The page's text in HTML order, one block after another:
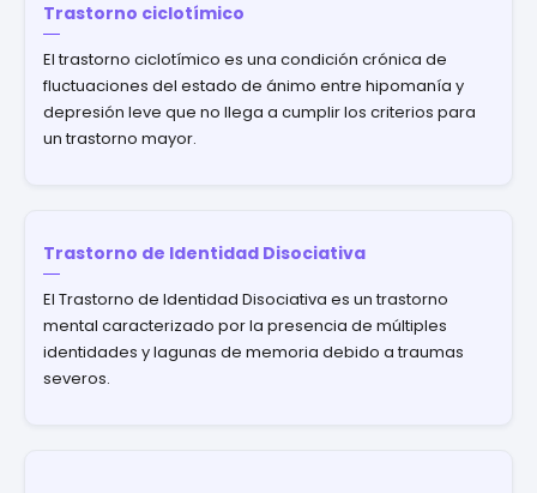
Trastorno ciclotímico
El trastorno ciclotímico es una condición crónica de
fluctuaciones del estado de ánimo entre hipomanía y
depresión leve que no llega a cumplir los criterios para
un trastorno mayor.
Trastorno de Identidad Disociativa
El Trastorno de Identidad Disociativa es un trastorno
mental caracterizado por la presencia de múltiples
identidades y lagunas de memoria debido a traumas
severos.